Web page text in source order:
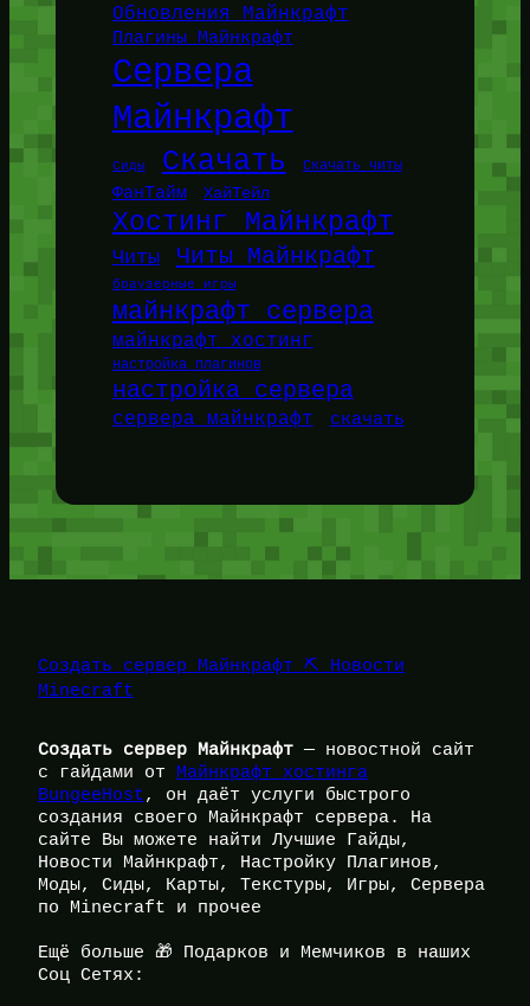
Обновления Майнкрафт
Плагины Майнкрафт
Сервера
Майнкрафт
Сиды Скачать Скачать читы
ФанТайм ХайТейл
Хостинг Майнкрафт
Читы Читы Майнкрафт
браузерные игры
майнкрафт сервера
майнкрафт хостинг
настройка плагинов
настройка сервера
сервера майнкрафт скачать
Создать сервер Майнкрафт ⛏️ Новости
Minecraft
Создать сервер Майнкрафт — новостной сайт
с гайдами от
Майнкрафт хостинга
BungeeHost, он даёт услуги быстрого
создания своего Майнкрафт сервера. На
сайте Вы можете найти Лучшие Гайды,
Новости Майнкрафт, Настройку Плагинов,
Моды, Сиды, Карты, Текстуры, Игры, Сервера
по Minecraft и прочее
Ещё больше 🎁 Подарков и Мемчиков в наших
Соц Сетях: